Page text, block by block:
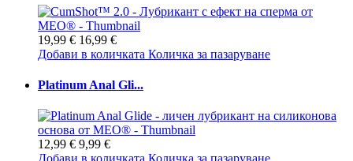
19,99 € 16,99 €
Добави в количката Количка за пазаруване
Platinum Anal Gli...
12,99 € 9,99 €